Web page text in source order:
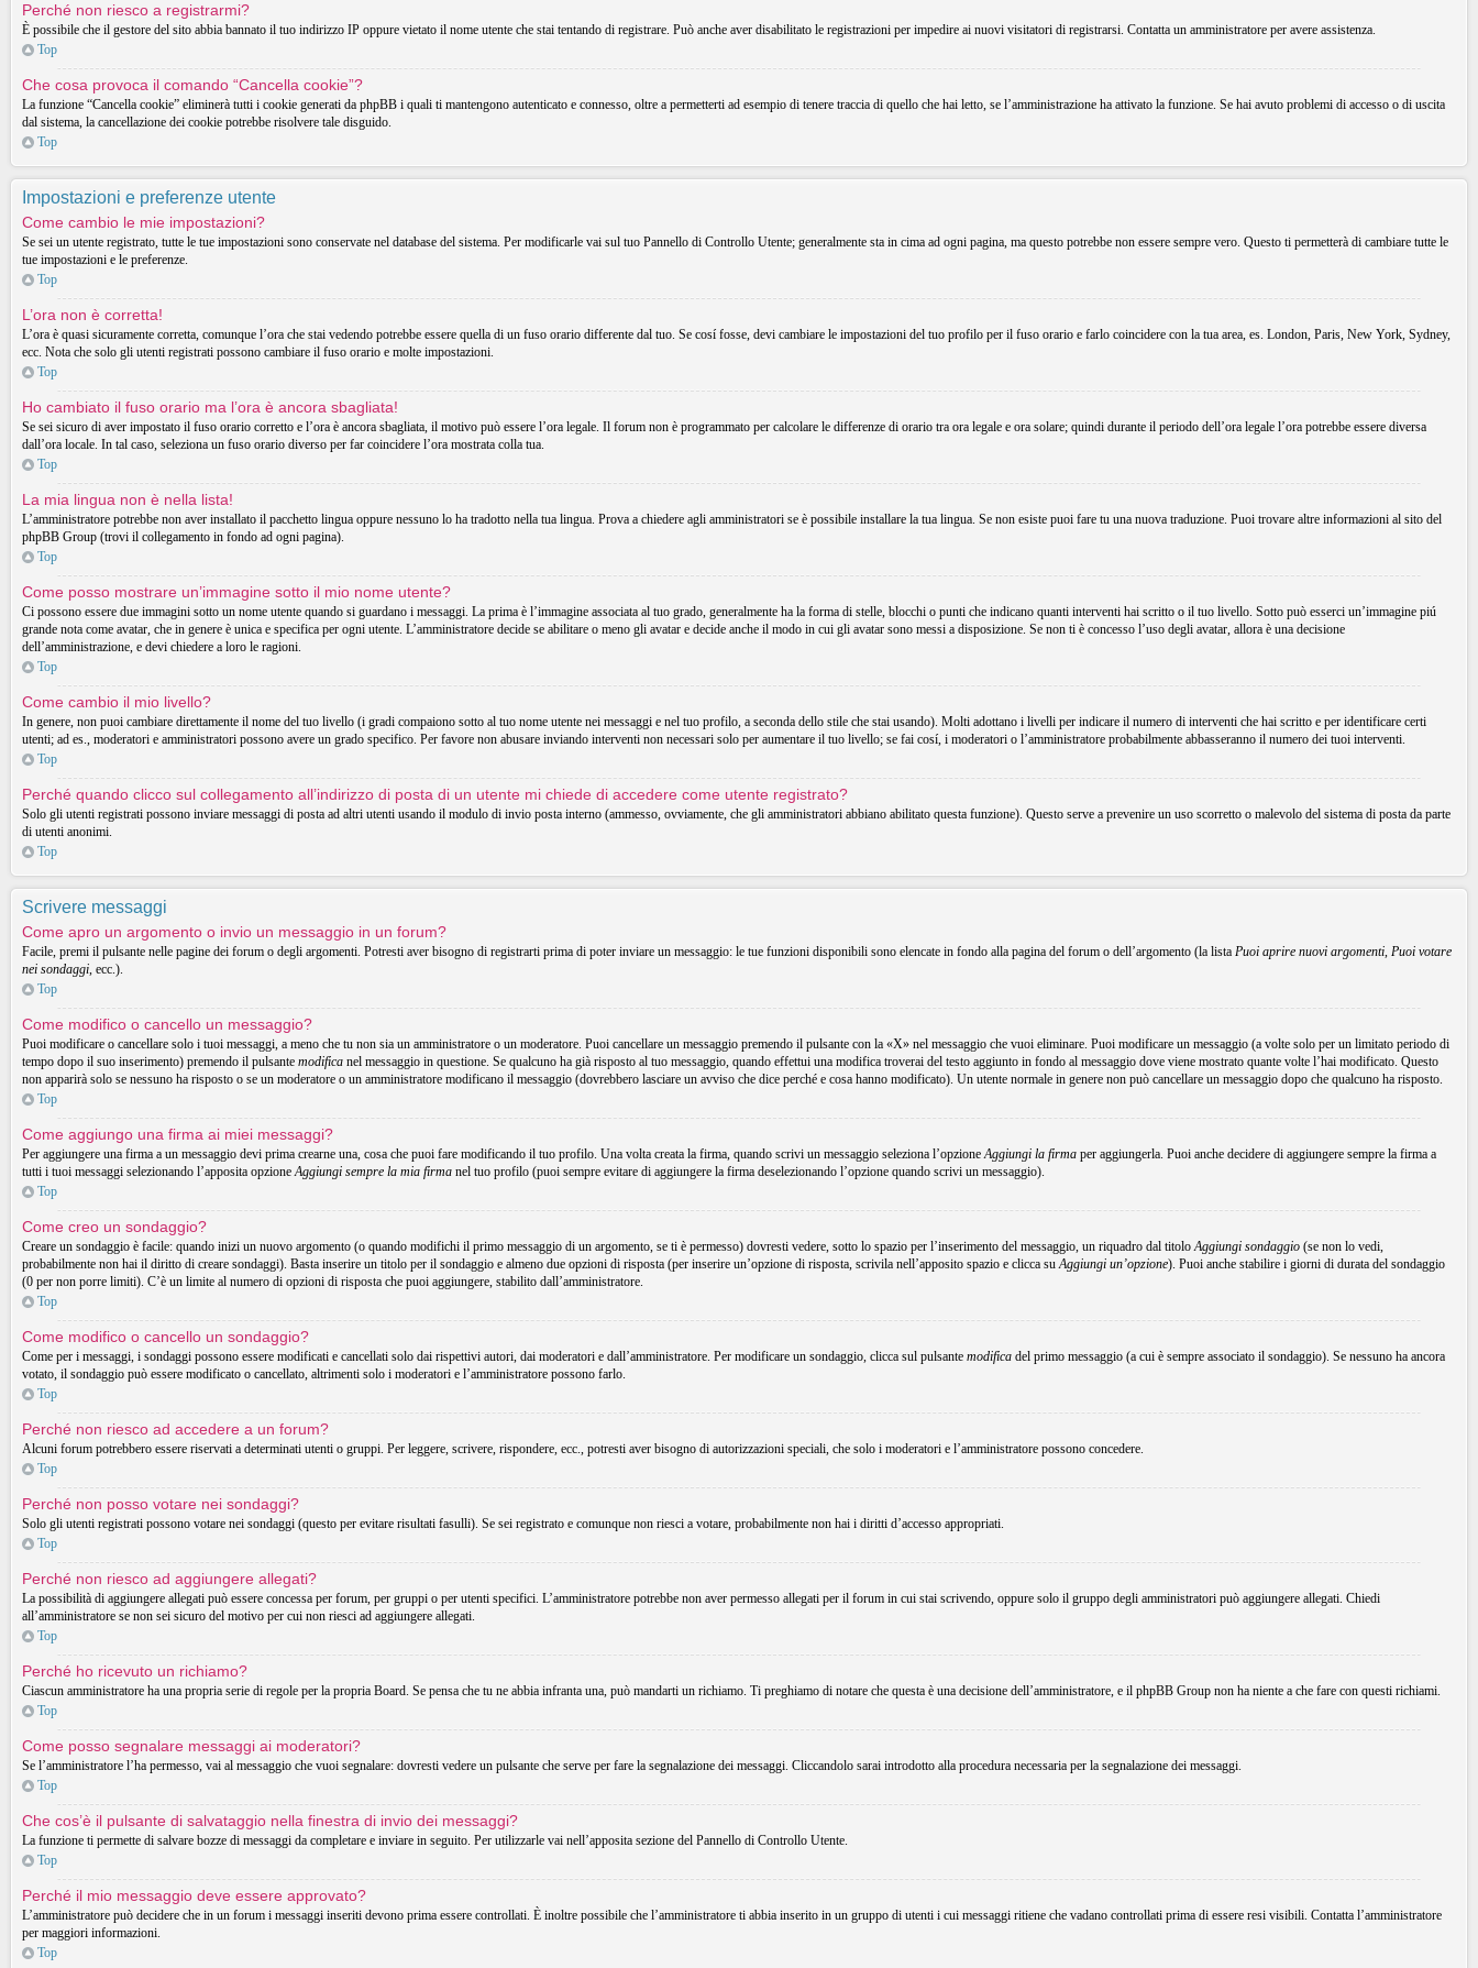
Perché non riesco a registrarmi?
È possibile che il gestore del sito abbia bannato il tuo indirizzo IP oppure vietato il nome utente che stai tentando di registrare. Può anche aver disabilitato le registrazioni per impedire ai nuovi visitatori di registrarsi. Contatta un amministratore per avere assistenza.
Top
Che cosa provoca il comando “Cancella cookie”?
La funzione “Cancella cookie” eliminerà tutti i cookie generati da phpBB i quali ti mantengono autenticato e connesso, oltre a permetterti ad esempio di tenere traccia di quello che hai letto, se l’amministrazione ha attivato la funzione. Se hai avuto problemi di accesso o di uscita
dal sistema, la cancellazione dei cookie potrebbe risolvere tale disguido.
Top
Impostazioni e preferenze utente
Come cambio le mie impostazioni?
Se sei un utente registrato, tutte le tue impostazioni sono conservate nel database del sistema. Per modificarle vai sul tuo Pannello di Controllo Utente; generalmente sta in cima ad ogni pagina, ma questo potrebbe non essere sempre vero. Questo ti permetterà di cambiare tutte le
tue impostazioni e le preferenze.
Top
L’ora non è corretta!
L’ora è quasi sicuramente corretta, comunque l’ora che stai vedendo potrebbe essere quella di un fuso orario differente dal tuo. Se cosí fosse, devi cambiare le impostazioni del tuo profilo per il fuso orario e farlo coincidere con la tua area, es. London, Paris, New York, Sydney,
ecc. Nota che solo gli utenti registrati possono cambiare il fuso orario e molte impostazioni.
Top
Ho cambiato il fuso orario ma l’ora è ancora sbagliata!
Se sei sicuro di aver impostato il fuso orario corretto e l’ora è ancora sbagliata, il motivo può essere l’ora legale. Il forum non è programmato per calcolare le differenze di orario tra ora legale e ora solare; quindi durante il periodo dell’ora legale l’ora potrebbe essere diversa
dall’ora locale. In tal caso, seleziona un fuso orario diverso per far coincidere l’ora mostrata colla tua.
Top
La mia lingua non è nella lista!
L’amministratore potrebbe non aver installato il pacchetto lingua oppure nessuno lo ha tradotto nella tua lingua. Prova a chiedere agli amministratori se è possibile installare la tua lingua. Se non esiste puoi fare tu una nuova traduzione. Puoi trovare altre informazioni al sito del
phpBB Group (trovi il collegamento in fondo ad ogni pagina).
Top
Come posso mostrare un’immagine sotto il mio nome utente?
Ci possono essere due immagini sotto un nome utente quando si guardano i messaggi. La prima è l’immagine associata al tuo grado, generalmente ha la forma di stelle, blocchi o punti che indicano quanti interventi hai scritto o il tuo livello. Sotto può esserci un’immagine piú
grande nota come avatar, che in genere è unica e specifica per ogni utente. L’amministratore decide se abilitare o meno gli avatar e decide anche il modo in cui gli avatar sono messi a disposizione. Se non ti è concesso l’uso degli avatar, allora è una decisione
dell’amministrazione, e devi chiedere a loro le ragioni.
Top
Come cambio il mio livello?
In genere, non puoi cambiare direttamente il nome del tuo livello (i gradi compaiono sotto al tuo nome utente nei messaggi e nel tuo profilo, a seconda dello stile che stai usando). Molti adottano i livelli per indicare il numero di interventi che hai scritto e per identificare certi
utenti; ad es., moderatori e amministratori possono avere un grado specifico. Per favore non abusare inviando interventi non necessari solo per aumentare il tuo livello; se fai cosí, i moderatori o l’amministratore probabilmente abbasseranno il numero dei tuoi interventi.
Top
Perché quando clicco sul collegamento all’indirizzo di posta di un utente mi chiede di accedere come utente registrato?
Solo gli utenti registrati possono inviare messaggi di posta ad altri utenti usando il modulo di invio posta interno (ammesso, ovviamente, che gli amministratori abbiano abilitato questa funzione). Questo serve a prevenire un uso scorretto o malevolo del sistema di posta da parte
di utenti anonimi.
Top
Scrivere messaggi
Come apro un argomento o invio un messaggio in un forum?
Facile, premi il pulsante nelle pagine dei forum o degli argomenti. Potresti aver bisogno di registrarti prima di poter inviare un messaggio: le tue funzioni disponibili sono elencate in fondo alla pagina del forum o dell’argomento (la lista Puoi aprire nuovi argomenti, Puoi votare
nei sondaggi, ecc.).
Top
Come modifico o cancello un messaggio?
Puoi modificare o cancellare solo i tuoi messaggi, a meno che tu non sia un amministratore o un moderatore. Puoi cancellare un messaggio premendo il pulsante con la «X» nel messaggio che vuoi eliminare. Puoi modificare un messaggio (a volte solo per un limitato periodo di
tempo dopo il suo inserimento) premendo il pulsante modifica nel messaggio in questione. Se qualcuno ha già risposto al tuo messaggio, quando effettui una modifica troverai del testo aggiunto in fondo al messaggio dove viene mostrato quante volte l’hai modificato. Questo
non apparirà solo se nessuno ha risposto o se un moderatore o un amministratore modificano il messaggio (dovrebbero lasciare un avviso che dice perché e cosa hanno modificato). Un utente normale in genere non può cancellare un messaggio dopo che qualcuno ha risposto.
Top
Come aggiungo una firma ai miei messaggi?
Per aggiungere una firma a un messaggio devi prima crearne una, cosa che puoi fare modificando il tuo profilo. Una volta creata la firma, quando scrivi un messaggio seleziona l’opzioneAggiungi la firma per aggiungerla. Puoi anche decidere di aggiungere sempre la firma a
tutti i tuoi messaggi selezionando l’apposita opzioneAggiungi sempre la mia firma nel tuo profilo (puoi sempre evitare di aggiungere la firma deselezionando l’opzione quando scrivi un messaggio).
Top
Come creo un sondaggio?
Creare un sondaggio è facile: quando inizi un nuovo argomento (o quando modifichi il primo messaggio di un argomento, se ti è permesso) dovresti vedere, sotto lo spazio per l’inserimento del messaggio, un riquadro dal titoloAggiungi sondaggio (se non lo vedi,
probabilmente non hai il diritto di creare sondaggi). Basta inserire un titolo per il sondaggio e almeno due opzioni di risposta (per inserire un’opzione di risposta, scrivila nell’apposito spazio e clicca suAggiungi un’opzione). Puoi anche stabilire i giorni di durata del sondaggio
(0 per non porre limiti). C’è un limite al numero di opzioni di risposta che puoi aggiungere, stabilito dall’amministratore.
Top
Come modifico o cancello un sondaggio?
Come per i messaggi, i sondaggi possono essere modificati e cancellati solo dai rispettivi autori, dai moderatori e dall’amministratore. Per modificare un sondaggio, clicca sul pulsante modifica del primo messaggio (a cui è sempre associato il sondaggio). Se nessuno ha ancora
votato, il sondaggio può essere modificato o cancellato, altrimenti solo i moderatori e l’amministratore possono farlo.
Top
Perché non riesco ad accedere a un forum?
Alcuni forum potrebbero essere riservati a determinati utenti o gruppi. Per leggere, scrivere, rispondere, ecc., potresti aver bisogno di autorizzazioni speciali, che solo i moderatori e l’amministratore possono concedere.
Top
Perché non posso votare nei sondaggi?
Solo gli utenti registrati possono votare nei sondaggi (questo per evitare risultati fasulli). Se sei registrato e comunque non riesci a votare, probabilmente non hai i diritti d’accesso appropriati.
Top
Perché non riesco ad aggiungere allegati?
La possibilità di aggiungere allegati può essere concessa per forum, per gruppi o per utenti specifici. L’amministratore potrebbe non aver permesso allegati per il forum in cui stai scrivendo, oppure solo il gruppo degli amministratori può aggiungere allegati. Chiedi
all’amministratore se non sei sicuro del motivo per cui non riesci ad aggiungere allegati.
Top
Perché ho ricevuto un richiamo?
Ciascun amministratore ha una propria serie di regole per la propria Board. Se pensa che tu ne abbia infranta una, può mandarti un richiamo. Ti preghiamo di notare che questa è una decisione dell’amministratore, e il phpBB Group non ha niente a che fare con questi richiami.
Top
Come posso segnalare messaggi ai moderatori?
Se l’amministratore l’ha permesso, vai al messaggio che vuoi segnalare: dovresti vedere un pulsante che serve per fare la segnalazione dei messaggi. Cliccandolo sarai introdotto alla procedura necessaria per la segnalazione dei messaggi.
Top
Che cos’è il pulsante di salvataggio nella finestra di invio dei messaggi?
La funzione ti permette di salvare bozze di messaggi da completare e inviare in seguito. Per utilizzarle vai nell’apposita sezione del Pannello di Controllo Utente.
Top
Perché il mio messaggio deve essere approvato?
L’amministratore può decidere che in un forum i messaggi inseriti devono prima essere controllati. È inoltre possibile che l’amministratore ti abbia inserito in un gruppo di utenti i cui messaggi ritiene che vadano controllati prima di essere resi visibili. Contatta l’amministratore
per maggiori informazioni.
Top